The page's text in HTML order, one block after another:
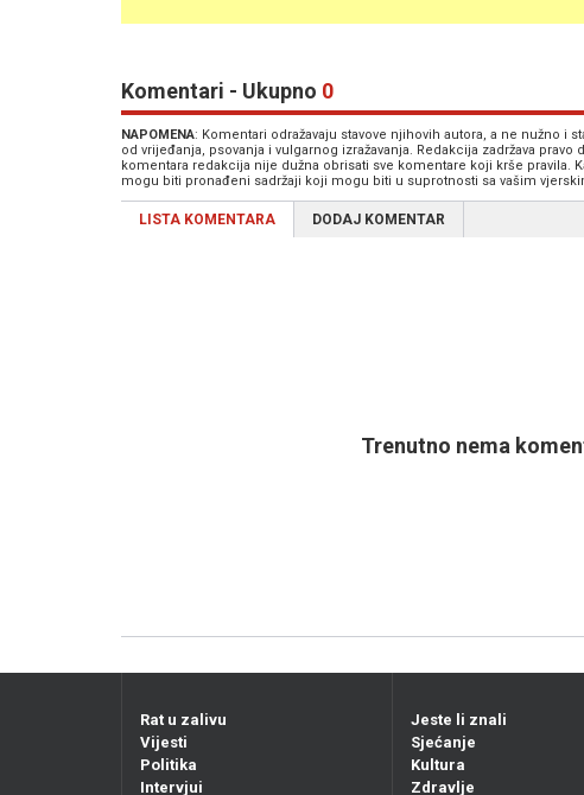
Komentari - Ukupno 0
NAPOMENA: Komentari odražavaju stavove njihovih autora, a ne nužno i
od vrijeđanja, psovanja i vulgarnog izražavanja. Redakcija zadržava
komentara redakcija nije dužna obrisati sve komentare koji krše pravila.
mogu biti pronađeni sadržaji koji mogu biti u suprotnosti sa vašim
LISTA KOMENTARA DODAJ KOMENTAR
Trenutno nema
Rat u zalivu
Vijesti
Politika
Intervjui
Jeste li znali
Sjećanje
Kultura
Zdravlje